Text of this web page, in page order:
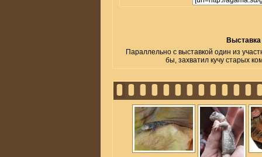
Параллельно с выставкой один из
бы, захватил кучу старых